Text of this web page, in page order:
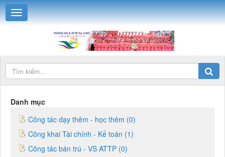
Danh mục
Công tác dạy thêm - học thêm (0)
Công khai Tài chính - Kế toán (1)
Công tác bán trú - VS ATTP (0)